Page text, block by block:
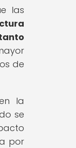
las
de
la
se
por